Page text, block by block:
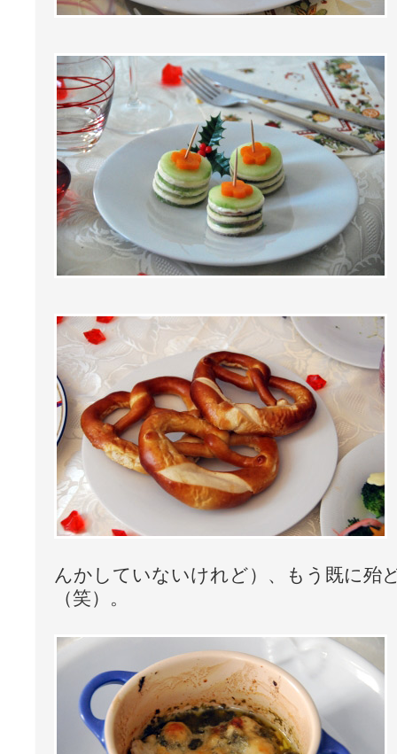
んかしていないけれど）、もう既に殆
（笑）。